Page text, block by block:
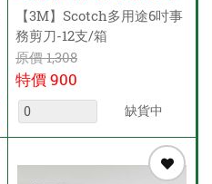
$68元
【3M】Scotch多用途6吋事
務剪刀-12支/箱
原價1,308
特價900
缺貨中